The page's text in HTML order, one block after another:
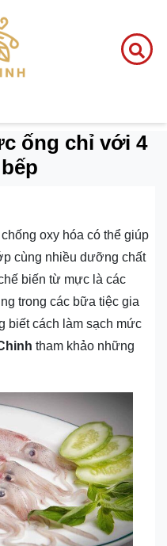
ống chỉ với 4
oxy hóa có thể giúp
cùng nhiều dưỡng chất
biến từ mực là các
trong các bữa tiệc gia
biết cách làm sạch mức
tham khảo những